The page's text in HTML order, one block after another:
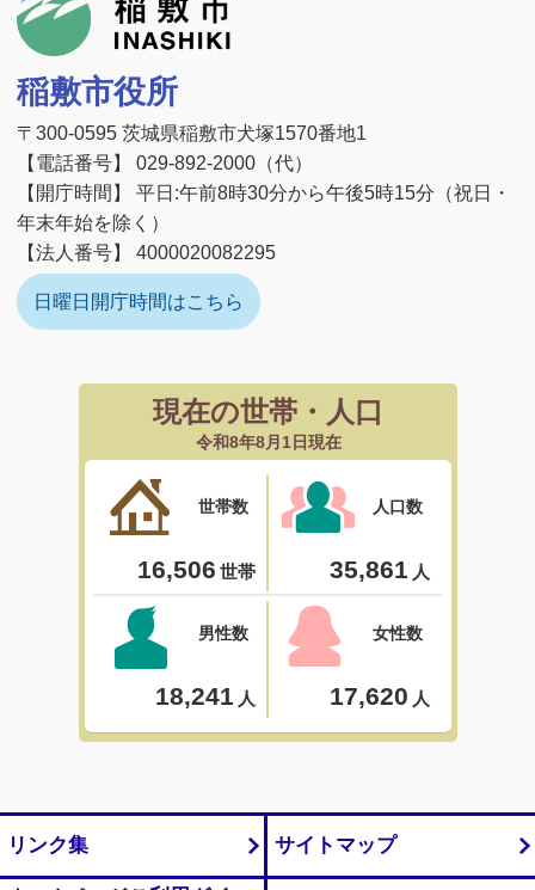
稲敷市役所
〒300-0595 茨城県稲敷市犬塚1570番地1
【電話番号】 029-892-2000（代）
【開庁時間】 平日:午前8時30分から午後5時15分（祝日・
年末年始を除く）
【法人番号】 4000020082295
日曜日開庁時間はこちら
リンク集 サイトマップ